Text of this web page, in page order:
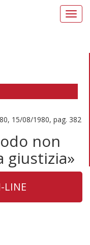
15/08/1980, pag. 382
non
giustizia»
LINE